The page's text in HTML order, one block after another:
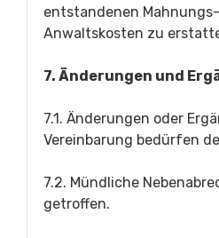
entstandenen
Anwaltskosten zu
7. Änderungen und
7.1. Änderungen oder
Vereinbarung bedürfen
7.2. Mündliche
getroffen.